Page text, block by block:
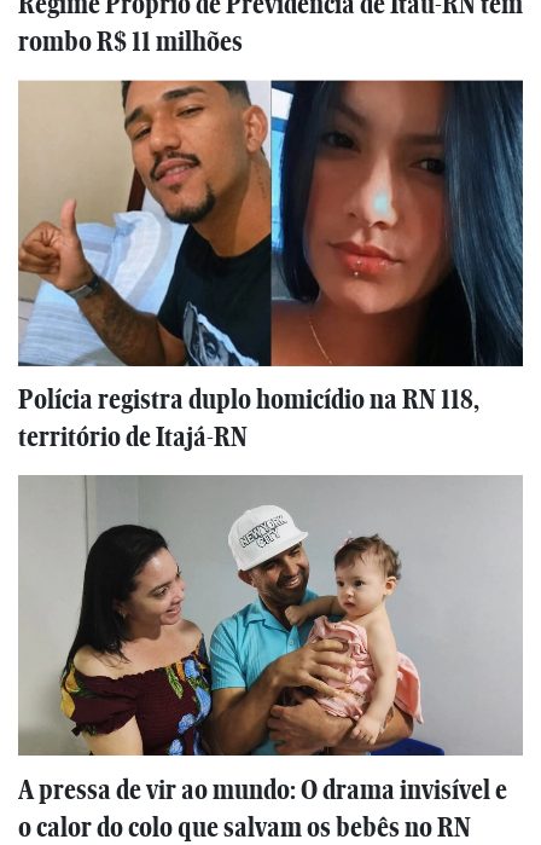
rombo R$ 11 milhões
Polícia registra duplo homicídio na RN 118,
território de Itajá-RN
A pressa de vir ao mundo: O drama invisível e
o calor do colo que salvam os bebês no RN